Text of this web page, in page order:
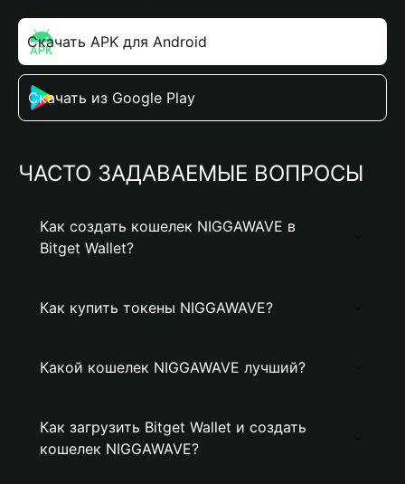
Скачать APK для Android
Скачать из Google Play
ЧАСТО ЗАДАВАЕМЫЕ ВОПРОСЫ
Как создать кошелек NIGGAWAVE в
Bitget Wallet?
Как купить токены NIGGAWAVE?
Какой кошелек NIGGAWAVE лучший?
Как загрузить Bitget Wallet и создать
кошелек NIGGAWAVE?